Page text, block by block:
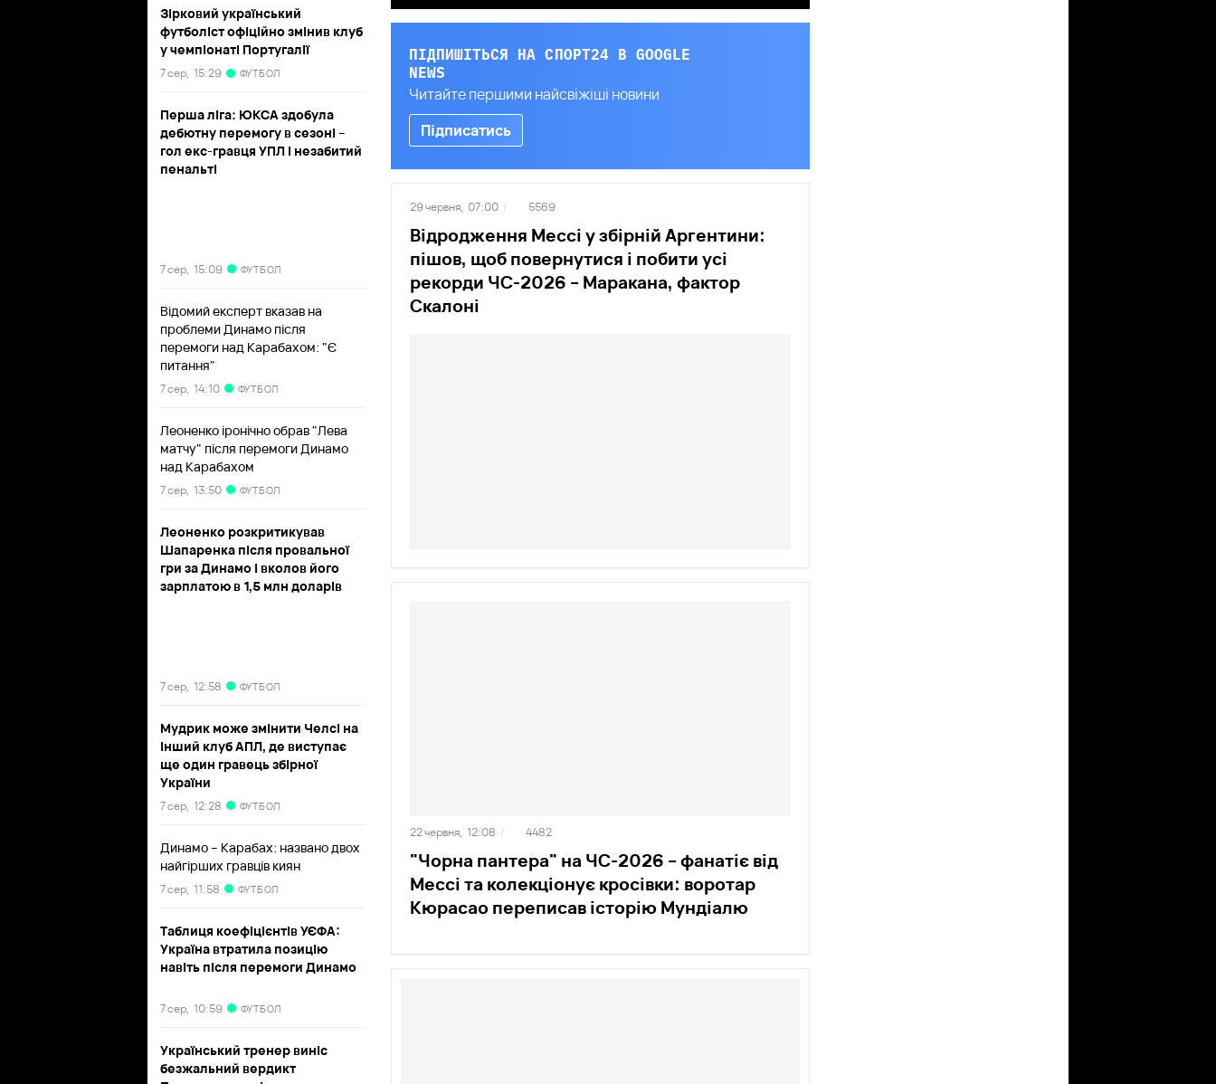
Зірковий український
футболіст офіційно змінив клуб
у чемпіонаті Португалії
7 сер, 15:29 ФУТБОЛ
Перша ліга: ЮКСА здобула
дебютну перемогу в сезоні –
гол екс-гравця УПЛ і незабитий
пенальті
7 сер, 15:09 ФУТБОЛ
Відомий експерт вказав на
проблеми Динамо після
перемоги над Карабахом: "Є
питання"
7 сер, 14:10 ФУТБОЛ
Леоненко іронічно обрав "Лева
матчу" після перемоги Динамо
над Карабахом
7 сер, 13:50 ФУТБОЛ
Леоненко розкритикував
Шапаренка після провальної
гри за Динамо і вколов його
зарплатою в 1,5 млн доларів
7 сер, 12:58 ФУТБОЛ
Мудрик може змінити Челсі на
інший клуб АПЛ, де виступає
ще один гравець збірної
України
7 сер, 12:28 ФУТБОЛ
Динамо – Карабах: названо двох
найгірших гравців киян
7 сер, 11:58 ФУТБОЛ
Таблиця коефіцієнтів УЄФА:
Україна втратила позицію
навіть після перемоги Динамо
7 сер, 10:59 ФУТБОЛ
Український тренер виніс
безжальний вердикт
ПІДПИШІТЬСЯ НА СПОРТ24 В GOOGLE
NEWS
Читайте першими найсвіжіші новини
Підписатись
Відродження Мессі у збірній Аргентини:
пішов, щоб повернутися і побити усі
рекорди ЧС-2026 – Маракана, фактор
Скалоні
29 червня, 07:00 / 5569
"Чорна пантера" на ЧС-2026 – фанатіє від
Мессі та колекціонує кросівки: воротар
Кюрасао переписав історію Мундіалю
22 червня, 12:08 / 4482